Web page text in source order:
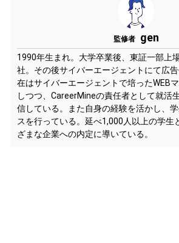
監修者 gen
1990年生まれ。大学卒業後、東証一部上
社。その後サイバーエージェントにて広
在はサイバーエージェントで培ったWEB
しつつ、CareerMineの責任者として就活
信している。また自身の経験を活かし、
スを行っている。延べ1,000人以上の学生
ざまな企業への内定に導いている。